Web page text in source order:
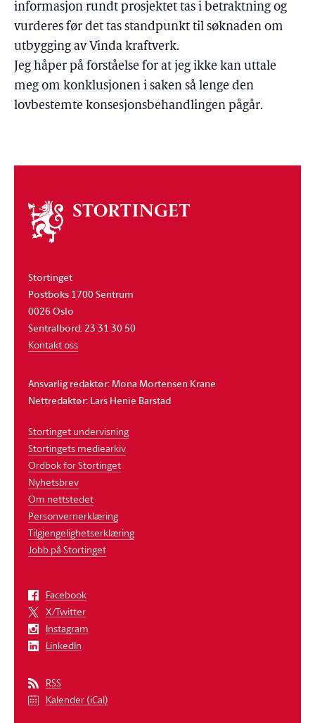
informasjon rundt prosjektet tas i betraktning og
vurderes før det tas standpunkt til søknaden om
utbygging av Vinda kraftverk.
Jeg håper på forståelse for at jeg ikke kan uttale
meg om konklusjonen i saken så lenge den
lovbestemte konsesjonsbehandlingen pågår.
Om
stortinget
Stortinget
Postboks 1700 Sentrum
0026 Oslo
Sentralbord: 23 31 30 50
Kontakt oss
Ansvarlig redaktør: Mona Mortensen Krane
Nettredaktør: Lars Henie Barstad
Stortinget undervisning
Stortingets mediearkiv
Ordbok for Stortinget
Nyhetsbrev
Om nettstedet
Personvernerklæring
Tilgjengelighetserklæring
Jobb på Stortinget
Facebook
X/Twitter
Instagram
LinkedIn
RSS
Kalender (iCal)